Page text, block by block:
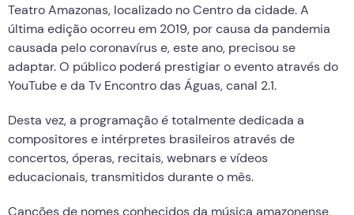
Teatro Amazonas, localizado no Centro da cidade. A
última edição ocorreu em 2019, por causa da pandemia
causada pelo coronavírus e, este ano, precisou se
adaptar. O público poderá prestigiar o evento através do
YouTube e da Tv Encontro das Águas, canal 2.1.
Desta vez, a programação é totalmente dedicada a
compositores e intérpretes brasileiros através de
concertos, óperas, recitais, webnars e vídeos
educacionais, transmitidos durante o mês.
Canções de nomes conhecidos da música amazonense,